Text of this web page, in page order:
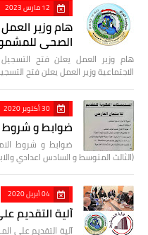
12 مارس 2023
هام وزير
الصحي
هام وزير العمل يعلن فتح
الاجتماعية وزير العمل يعلن فتح
30 أكتوبر 2020
ضوابط و شروط
ضوابط و شروط
(الثالث المتوسط و السادس اعدادي والابتدائي )
04 أبريل 2020
آلية التقديم
آلية التقديم على